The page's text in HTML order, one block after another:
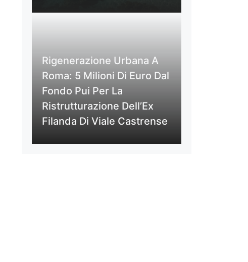
Rigenerazione Urbana A
Roma: 5 Milioni Di Euro Dal
Fondo Pui Per La
Ristrutturazione Dell’Ex
Filanda Di Viale Castrense